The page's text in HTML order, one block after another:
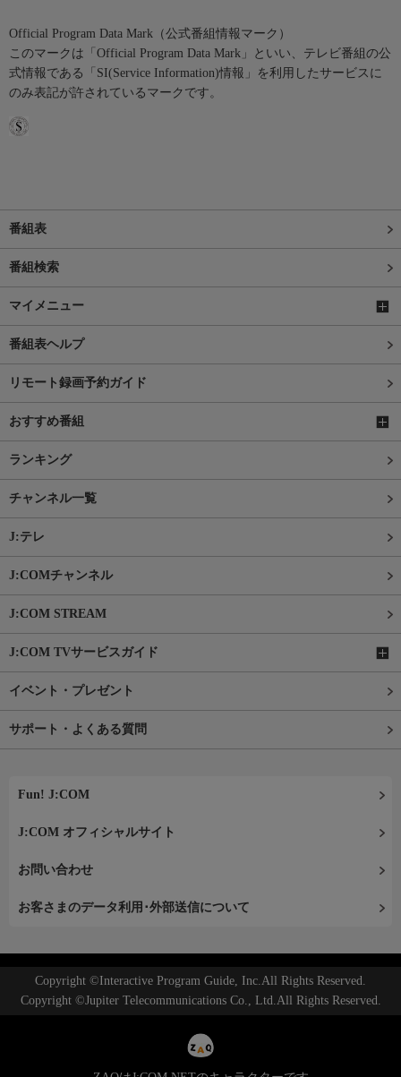
Official Program Data Mark（公式番組情報マーク）
このマークは「Official Program Data Mark」といい、テレビ番組の公
式情報である「SI(Service Information)情報」を利用したサービスに
のみ表記が許されているマークです。
番組表
番組検索
マイメニュー
番組表ヘルプ
リモート録画予約ガイド
おすすめ番組
ランキング
チャンネル一覧
J:テレ
J:COMチャンネル
J:COM STREAM
J:COM TVサービスガイド
イベント・プレゼント
サポート・よくある質問
Fun! J:COM
J:COM オフィシャルサイト
お問い合わせ
お客さまのデータ利用･外部送信について
Copyright ©Interactive Program Guide, Inc.All Rights Reserved.
Copyright ©Jupiter Telecommunications Co., Ltd.All Rights Reserved.